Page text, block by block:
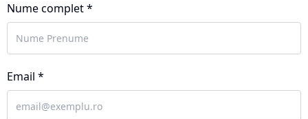
Nume complet *
Email *